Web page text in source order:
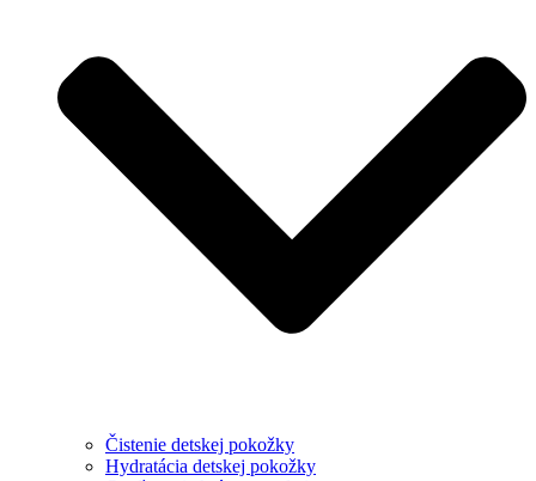
Čistenie detskej pokožky
Hydratácia detskej pokožky